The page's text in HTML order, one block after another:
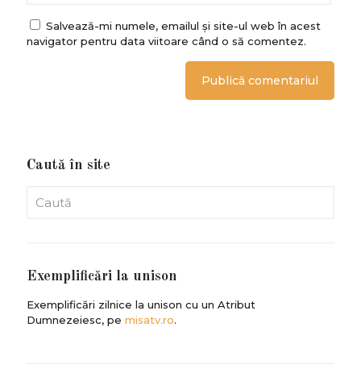
Salvează-mi numele, emailul și site-ul web în acest
navigator pentru data viitoare când o să comentez.
Caută în site
Exemplificări la unison
Exemplificări zilnice la unison cu un Atribut
Dumnezeiesc, pe misatv.ro.